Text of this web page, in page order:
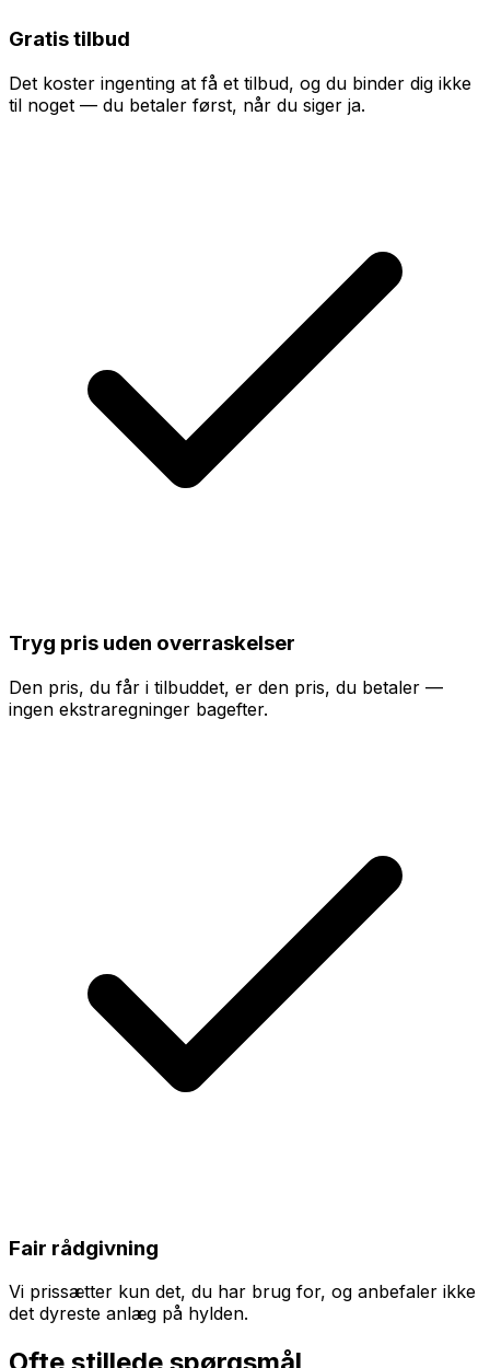
Gratis tilbud
Det koster ingenting at få et tilbud, og du binder dig ikke
til noget — du betaler først, når du siger ja.
Tryg pris uden overraskelser
Den pris, du får i tilbuddet, er den pris, du betaler —
ingen ekstraregninger bagefter.
Fair rådgivning
Vi prissætter kun det, du har brug for, og anbefaler ikke
det dyreste anlæg på hylden.